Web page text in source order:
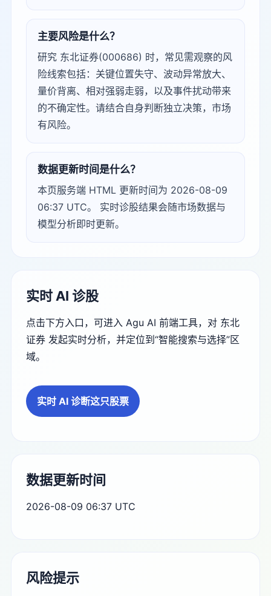
主要风险是什么？
研究 东北证券(000686) 时，常见需观察的风
险线索包括：关键位置失守、波动异常放大、
量价背离、相对强弱走弱，以及事件扰动带来
的不确定性。请结合自身判断独立决策，市场
有风险。
数据更新时间是什么？
本页服务端 HTML 更新时间为 2026-08-09
06:37 UTC。 实时诊股结果会随市场数据与
模型分析即时更新。
实时 AI 诊股
点击下方入口，可进入 Agu AI 前端工具，对 东北
证券 发起实时分析，并定位到“智能搜索与选择”区
域。
实时 AI 诊断这只股票
数据更新时间
2026-08-09 06:37 UTC
风险提示